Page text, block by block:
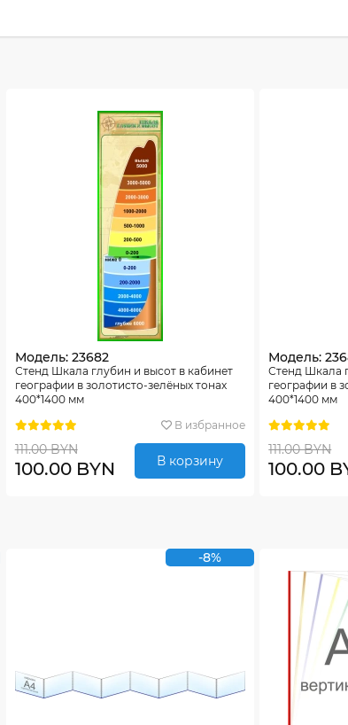
Модель: 23682
Стенд Шкала глубин и высот в кабинет
географии в золотисто-зелёных тонах
400*1400 мм
В избранное
111.00 BYN
100.00 BYN В корзину
Модель:
Стенд Шкала
географии в
400*1400 мм
111.00 BYN
100.00
-8%